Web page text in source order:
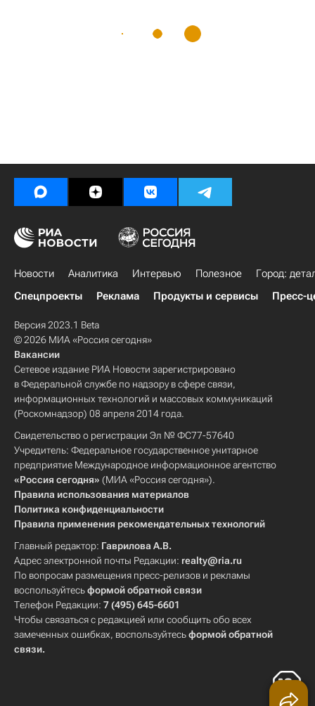
Новости Аналитика Интервью Полезное
Город:
Спецпроекты
Реклама Продукты и сервисы Пресс-
Версия 2023.1 Beta
© 2026 МИА «Россия сегодня»
Вакансии
Сетевое издание РИА Новости зарегистрировано
в Федеральной службе по надзору в сфере связи,
информационных технологий и массовых коммуникаций
(Роскомнадзор) 08 апреля 2014 года.
Свидетельство о регистрации Эл № ФС77-57640
Учредитель: Федеральное государственное унитарное
предприятие Международное информационное агентство
«Россия сегодня» (МИА «Россия сегодня»).
Правила использования материалов
Политика конфиденциальности
Правила применения рекомендательных технологий
Главный редактор: Гаврилова А.В.
Адрес электронной почты Редакции: realty@ria.ru
По вопросам размещения пресс-релизов и рекламы
воспользуйтесьформой обратной связи
Телефон Редакции: 7 (495) 645-6601
Чтобы связаться с редакцией или сообщить обо всех
замеченных ошибках, воспользуйтесьформой обратной
связи.